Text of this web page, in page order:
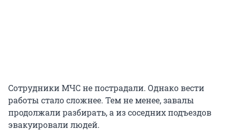
Сотрудники МЧС не пострадали. Однако вести
работы стало сложнее. Тем не менее, завалы
продолжали разбирать, а из соседних подъездов
эвакуировали людей.